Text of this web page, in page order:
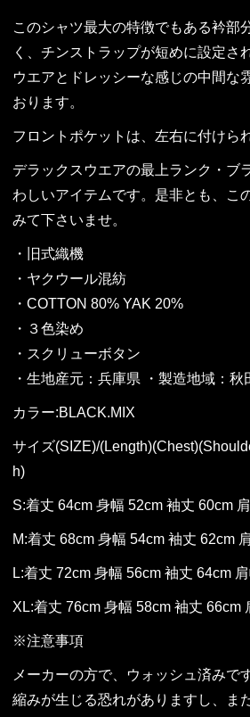
このシャツ最大の特徴でもある衿部
く、チンストラップが短めに設定さ
ウエアとドレッシーな感じの中間な
おります。
フロントポケットは、左右に付けら
デラックスウエアの最上ランク・ブ
わしいアイテムです。是非とも、こ
みて下さいませ。
・旧式織機
・ヤクウール混紡
・COTTON 80% YAK 20%
・３色染め
・スクリューボタン
・生地産元：兵庫県 ・製造地域：秋
カラー:BLACK.MIX
サイズ(SIZE)/
h)
S:着丈 64cm 身幅 52cm 袖丈 60cm
M:着丈 68cm 身幅 54cm 袖丈 62cm
L:着丈 72cm 身幅 56cm 袖丈 64cm
XL:着丈 76cm 身幅 58cm 袖丈 66cm
※注意事項
メーカーの方で、ウォッシュ済みで
縮みが生じる恐れがありますし、ま